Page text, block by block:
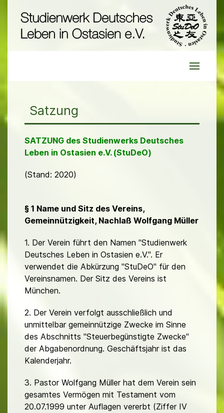
Satzung
SATZUNG des Studienwerks Deutsches
Leben in Ostasien e.V. (StuDeO)
(Stand: 2020)
§ 1 Name und Sitz des Vereins,
Gemeinnützigkeit, Nachlaß Wolfgang Müller
1. Der Verein führt den Namen "Studienwerk
Deutsches Leben in Ostasien e.V.". Er
verwendet die Abkürzung "StuDeO" für den
Vereinsnamen. Der Sitz des Vereins ist
München.
2. Der Verein verfolgt ausschließlich und
unmittelbar gemeinnützige Zwecke im Sinne
des Abschnitts "Steuerbegünstigte Zwecke"
der Abgabenordnung. Geschäftsjahr ist das
Kalenderjahr.
3. Pastor Wolfgang Müller hat dem Verein sein
gesamtes Vermögen mit Testament vom
20.07.1999 unter Auflagen vererbt (Ziffer IV